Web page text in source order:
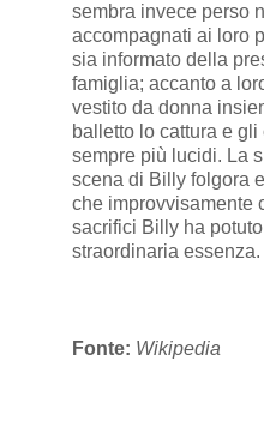
sembra invece perso
accompagnati ai loro
sia informato della
famiglia; accanto a
vestito da donna
balletto lo cattura e
sempre più lucidi. La
scena di Billy folgora
che improvvisamente
sacrifici Billy ha
straordinaria essenza.
Fonte: Wikipedia